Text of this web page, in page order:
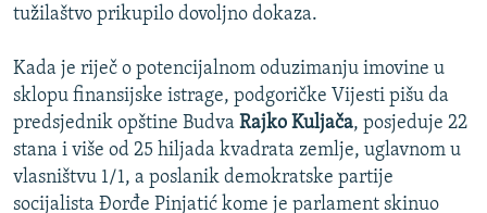
tužilaštvo prikupilo dovoljno dokaza.
Kada je riječ o potencijalnom oduzimanju imovine u
sklopu finansijske istrage, podgoričke Vijesti pišu da
predsjednik opštine Budva Rajko Kuljača, posjeduje 22
stana i više od 25 hiljada kvadrata zemlje, uglavnom u
vlasništvu 1/1, a poslanik demokratske partije
socijalista Đorđe Pinjatić kome je parlament skinuo